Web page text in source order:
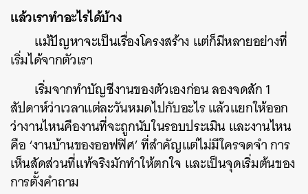
แล้วเราทำอะไรได้บ้าง
แม้ปัญหาจะเป็นเรื่องโครงสร้าง แต่ก็มีหลายอย่างที่
เริ่มได้จากตัวเรา
เริ่มจากทำบัญชีงานของตัวเองก่อน ลองจดสัก 1
สัปดาห์ว่าเวลาแต่ละวันหมดไปกับอะไร แล้วแยกให้ออก
ว่างานไหนคืองานที่จะถูกนับในรอบประเมิน และงานไหน
คือ ‘งานบ้านของออฟฟิศ’ ที่สำคัญแต่ไม่มีใครจดจำ การ
เห็นสัดส่วนที่แท้จริงมักทำให้ตกใจ และเป็นจุดเริ่มต้นของ
การตั้งคำถาม